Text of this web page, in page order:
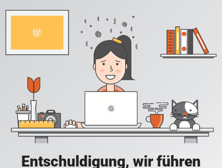
Entschuldigung, wir führen